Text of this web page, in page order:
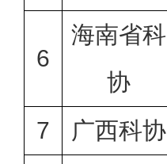
6
海南省科
协
7 广西科协